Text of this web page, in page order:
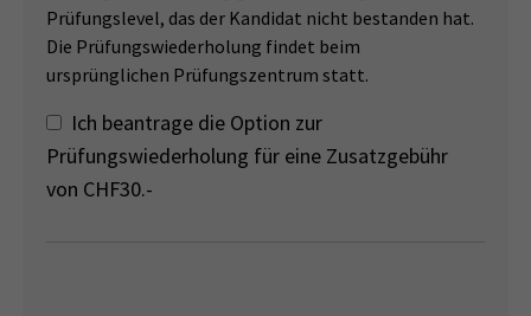
Prüfungslevel, das der Kandidat nicht bestanden hat.
Die Prüfungswiederholung findet beim
ursprünglichen Prüfungszentrum statt.
Ich beantrage die Option zur
Prüfungswiederholung für eine Zusatzgebühr
von CHF30.-